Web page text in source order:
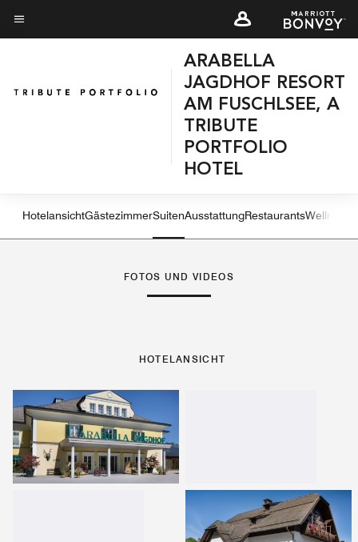
Skip
toMenütext
ARABELLA
JAGDHOF RESORT
AM FUSCHLSEE, A
TRIBUTE
PORTFOLIO
HOTEL
Linkspfeil
HotelansichtGästezimmerSuitenAusstattungRestaurantsWellness
FOTOS UND VIDEOS
HOTELANSICHT